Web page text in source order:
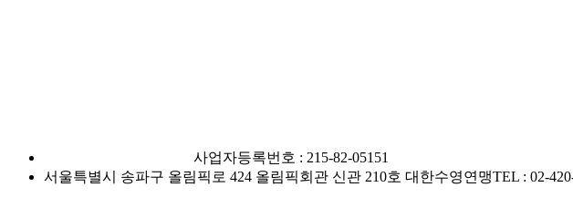
사업자등록번호 : 215-82-05151
서울특별시 송파구 올림픽로 424 올림픽회관 신관 210호 대한수영연맹TEL : 02-